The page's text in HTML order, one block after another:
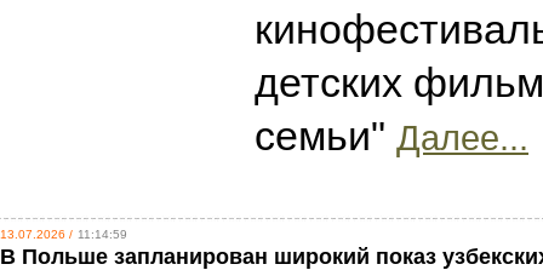
детских
семьи" Далее...
13.07.2026 / 11:14:59
В Польше запланирован широкий показ